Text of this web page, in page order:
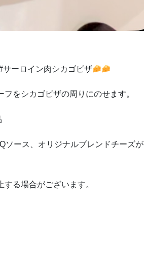
ーロイン肉シカゴピザ
をシカゴピザの周りにのせます。
ソース、オリジナルブレンドチーズが
る場合がございます。